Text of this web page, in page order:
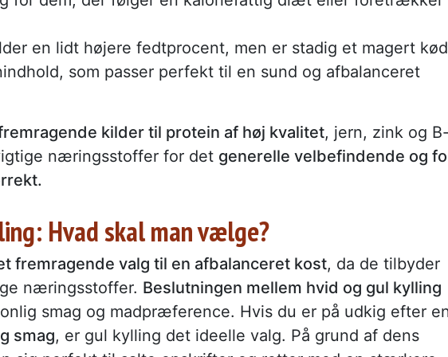
en lidt højere fedtprocent, men er stadig et magert kød
som passer perfekt til en sund og afbalanceret
kilder til protein af høj kvalitet, jern, zink og B-
næringsstoffer for det generelle velbefindende og
Hvad skal man vælge?
fremragende valg til en afbalanceret kost, da de tilbyder
næringsstoffer. Beslutningen mellem hvid og gul kylling
smag og madpræference. Hvis du er på udkig efter
smag, er gul kylling det ideelle valg. På grund af dens